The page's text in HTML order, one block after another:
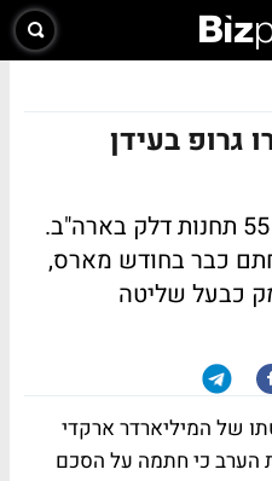
גרופ בעידן
חתמה על הסכם לרכישת 55 תחנות דלק בארה"ב.
כבר בחודש מארס,
כבעל שליטה
של המיליארדר ארקדי
הערב כי חתמה על הסכם